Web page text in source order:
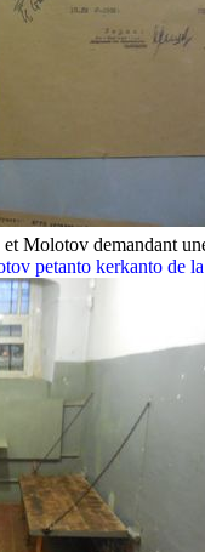
Molotov demandant
petanto kerkanto de